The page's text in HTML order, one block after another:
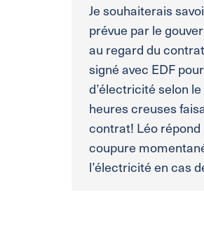
Je souhaiterais
prévue par le
au regard du
signé avec EDF
d’électricité selon
heures creuses
contrat! Léo
coupure
l’électricité en cas